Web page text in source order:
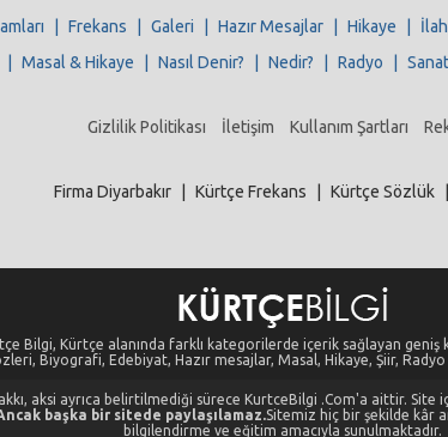
Frekans Galeri Hazır Mesajlar Hikaye
Masal & Hikaye Nasıl Denir? Nedir? Radyo
Gizlilik Politikası İletişim Kullanım Şartları
Firma Diyarbakır Kürtçe Frekans Kürtçe Sözlük
Bilgi, Kürtçe alanında farklı kategorilerde içerik sağlayan geniş
Biyografi, Edebiyat, Hazır mesajlar, Masal, Hikaye, Şiir,
aksi ayrıca belirtilmediği sürece KurtceBilgi .Com'a aittir. Site
başka bir sitede paylaşılamaz.Sitemiz hiç bir şekilde kâr
bilgilendirme ve eğitim amacıyla sunulmaktadır.